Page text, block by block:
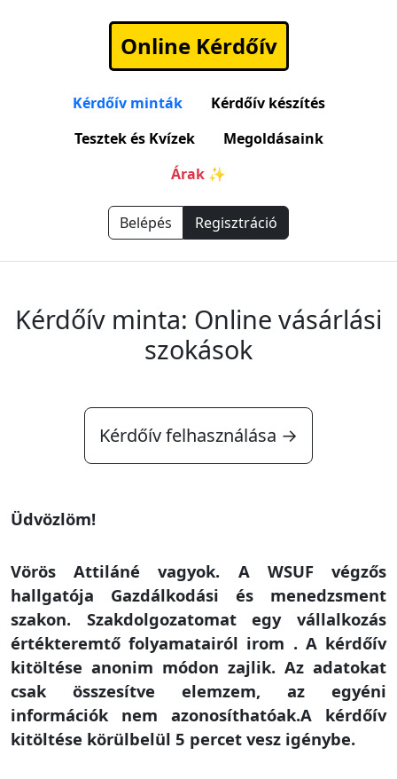
Online Kérdőív
Kérdőív minták
Kérdőív készítés
Tesztek és Kvízek
Megoldásaink
Árak ✨
Belépés Regisztráció
Kérdőív minta: Online vásárlási
szokások
Kérdőív felhasználása →
Üdvözlöm!
Vörös Attiláné vagyok. A WSUF végzős
hallgatója Gazdálkodási és menedzsment
szakon. Szakdolgozatomat egy vállalkozás
értékteremtő folyamatairól irom . A kérdőív
kitöltése anonim módon zajlik. Az adatokat
csak összesítve elemzem, az egyéni
információk nem azonosíthatóak.A kérdőív
kitöltése körülbelül 5 percet vesz igénybe.